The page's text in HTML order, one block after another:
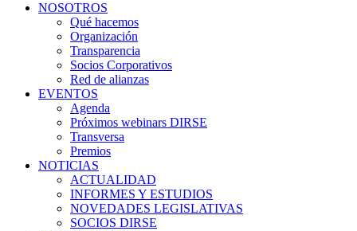
NOSOTROS
Qué hacemos
Organización
Transparencia
Socios Corporativos
Red de alianzas
EVENTOS
Agenda
Próximos webinars DIRSE
Transversa
Premios
NOTICIAS
ACTUALIDAD
INFORMES Y ESTUDIOS
NOVEDADES LEGISLATIVAS
SOCIOS DIRSE